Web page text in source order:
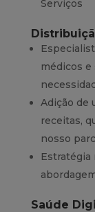
Serviços
médicos e
Adição de
receitas,
nosso
Estratégia
Saúde